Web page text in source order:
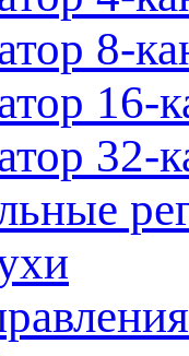
8-
16-
32-